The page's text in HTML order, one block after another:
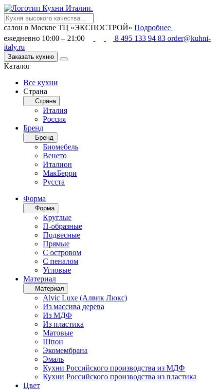
салон в Москве ТЦ «ЭКСПОСТРОЙ» Подробнее
ежедневно 10:00 – 21:00
8 495 133 94 83 order@kuhni-
italy.ru
Заказать кухню
Каталог
Все кухни
Страна
Страна
Италия
Россия
Бренд
Бренд
Биомебель
Венето
Италион
МакБерри
Русста
Форма
Форма
Круглые
П-образные
Подвесные
Прямые
С островом
С пеналом
Угловые
Материал
Материал
Alvic Luxe (Алвик Люкс)
Из массива дерева
Из МДФ
Из пластика
Матовые
Шпон
Экомембрана
Эмаль
Кухни Российского производства из МДФ
Кухни Российского производства из пластика
Цвет